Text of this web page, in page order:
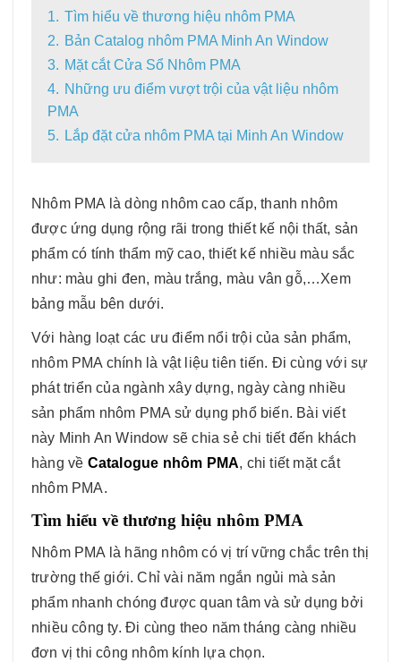
1. Tìm hiểu về thương hiệu nhôm PMA
2. Bản Catalog nhôm PMA Minh An Window
3. Mặt cắt Cửa Sổ Nhôm PMA
4. Những ưu điểm vượt trội của vật liệu nhôm
PMA
5. Lắp đặt cửa nhôm PMA tại Minh An Window
Nhôm PMA là dòng nhôm cao cấp, thanh nhôm
được ứng dụng rộng rãi trong thiết kế nội thất, sản
phẩm có tính thẩm mỹ cao, thiết kế nhiều màu sắc
như: màu ghi đen, màu trắng, màu vân gỗ,…Xem
bảng mẫu bên dưới.
Với hàng loạt các ưu điểm nổi trội của sản phẩm,
nhôm PMA chính là vật liệu tiên tiến. Đi cùng với sự
phát triển của ngành xây dựng, ngày càng nhiều
sản phẩm nhôm PMA sử dụng phổ biến. Bài viết
này Minh An Window sẽ chia sẻ chi tiết đến khách
hàng về Catalogue nhôm PMA, chi tiết mặt cắt
nhôm PMA.
Tìm hiểu về thương hiệu nhôm PMA
Nhôm PMA là hãng nhôm có vị trí vững chắc trên thị
trường thế giới. Chỉ vài năm ngắn ngủi mà sản
phẩm nhanh chóng được quan tâm và sử dụng bởi
nhiều công ty. Đi cùng theo năm tháng càng nhiều
đơn vị thi công nhôm kính lựa chọn.